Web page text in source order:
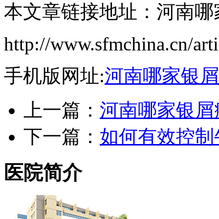
本文章链接地址：河南
http://www.sfmchina.cn/
手机版网址:河南哪家银
上一篇： 河南哪家银
下一篇： 如何有效控
医院简介